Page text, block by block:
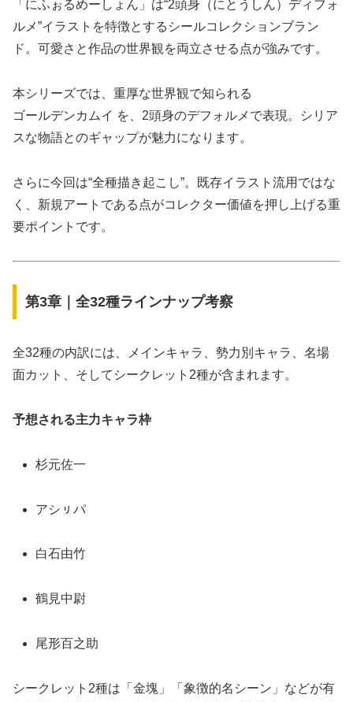
「にふぉるめーしょん」は“2頭身（にとうしん）ディフォ
ルメ”イラストを特徴とするシールコレクションブラン
ド。可愛さと作品の世界観を両立させる点が強みです。
本シリーズでは、重厚な世界観で知られる
ゴールデンカムイ を、2頭身のデフォルメで表現。シリア
スな物語とのギャップが魅力になります。
さらに今回は“全種描き起こし”。既存イラスト流用ではな
く、新規アートである点がコレクター価値を押し上げる重
要ポイントです。
第3章｜全32種ラインナップ考察
全32種の内訳には、メインキャラ、勢力別キャラ、名場
面カット、そしてシークレット2種が含まれます。
予想される主力キャラ枠
杉元佐一
アシㇼパ
白石由竹
鶴見中尉
尾形百之助
シークレット2種は「金塊」「象徴的名シーン」などが有